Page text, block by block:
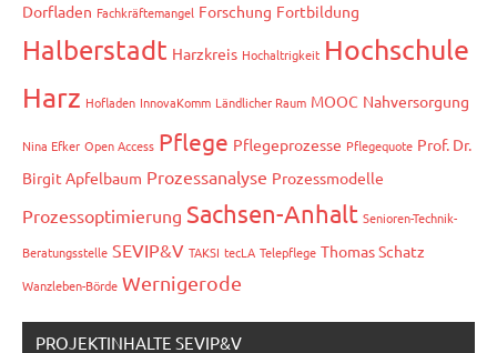
Dorfladen Fachkräftemangel Forschung Fortbildung
Halberstadt Harzkreis Hochaltrigkeit Hochschule
Harz Hofladen InnovaKomm Ländlicher Raum MOOC Nahversorgung
Nina Efker Open Access Pflege Pflegeprozesse Pflegequote Prof. Dr.
Birgit Apfelbaum Prozessanalyse Prozessmodelle
Prozessoptimierung Sachsen-Anhalt Senioren-Technik-
Beratungsstelle SEVIP&V TAKSI tecLA Telepflege Thomas Schatz
Wanzleben-Börde Wernigerode
PROJEKTINHALTE SEVIP&V